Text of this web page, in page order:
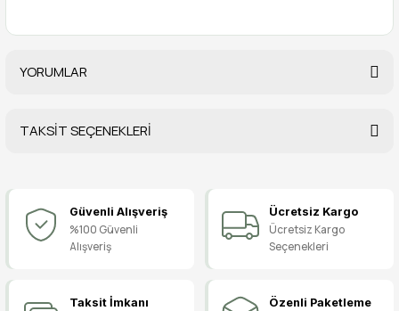
YORUMLAR
Yorum Yaz
TAKSİT SEÇENEKLERİ
Güvenli Alışveriş
%100 Güvenli
Alışveriş
Ücretsiz Kargo
Ücretsiz Kargo
Seçenekleri
Taksit İmkanı Özenli Paketleme